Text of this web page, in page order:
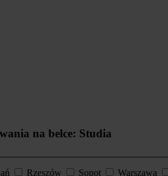
na belce: Studia
Rzeszów Sopot Warszawa